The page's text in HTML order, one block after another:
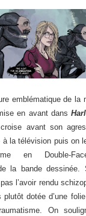
emblématique de la
en avant dans
avant son
à la télévision puis on
en Double-
la bande dessinée.
l’avoir rendu
plutôt dotée d’une
On